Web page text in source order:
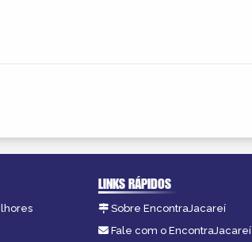
LINKS RÁPIDOS
Sobre EncontraJacareí
Fale com o EncontraJacareí